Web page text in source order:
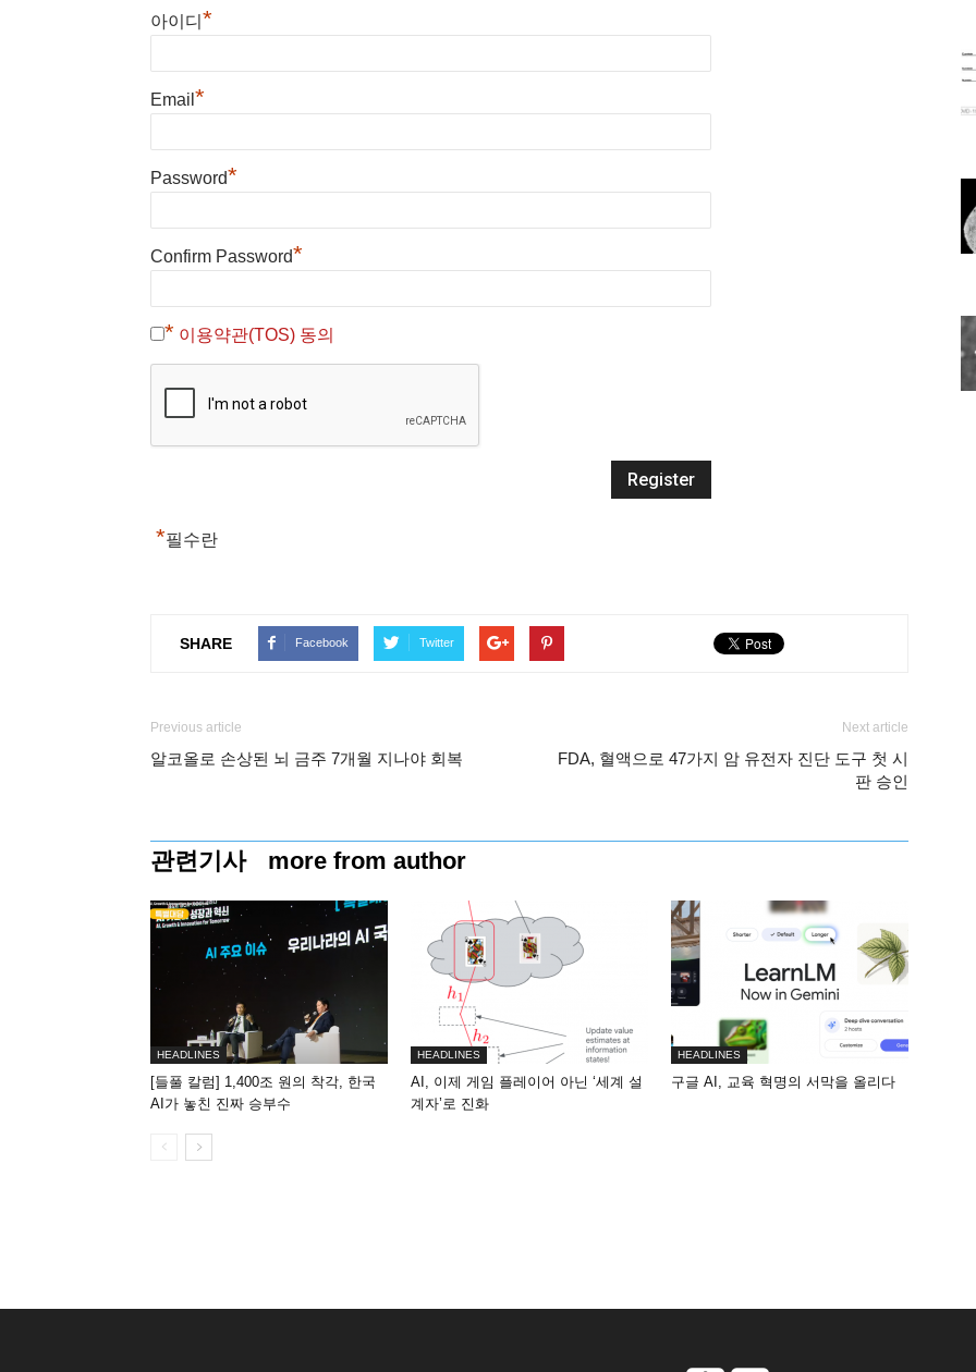
아이디 *
Email *
Password*
Confirm Password*
* 이용약관(TOS) 동의
*필수란
SHARE Facebook Twitter
Previous article
알코올로 손상된 뇌 금주 7개월 지나야 회복
Next article
FDA, 혈액으로 47가지 암 유전자 진단 도구 첫 시
판 승인
관련기사 more from author
HEADLINES
[들풀 칼럼] 1,400조 원의 착각, 한국
AI가 놓친 진짜 승부수
HEADLINES
AI, 이제 게임 플레이어 아닌 ‘세계 설
계자’로 진화
HEADLINES
구글 AI, 교육 혁명의 서막을 올리다